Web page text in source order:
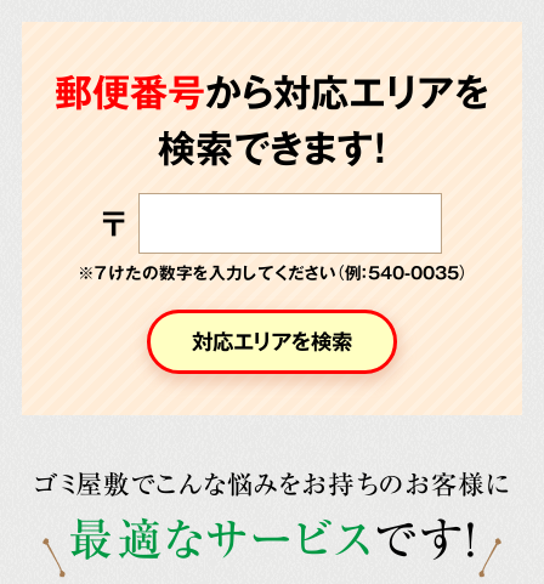
郵便番号から対応エリアを
検索できます!
〒
※７けたの数字を入力してください（例：540-0035）
対応エリアを検索
ゴミ屋敷でこんな悩みをお持ちのお客様に
最適なサービスです!